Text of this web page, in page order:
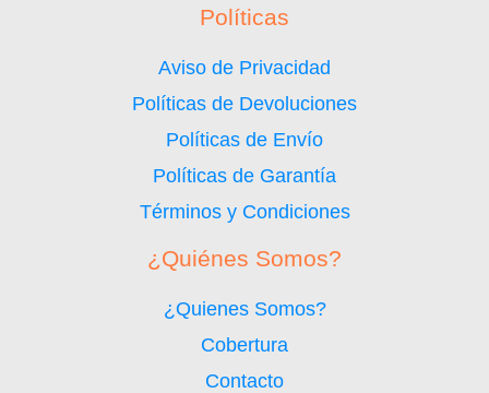
Políticas
Aviso de Privacidad
Políticas de Devoluciones
Políticas de Envío
Políticas de Garantía
Términos y Condiciones
¿Quiénes Somos?
¿Quienes Somos?
Cobertura
Contacto